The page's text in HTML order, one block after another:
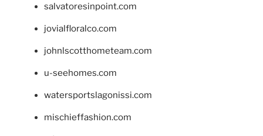
salvatoresinpoint.com
jovialfloralco.com
johnlscotthometeam.com
u-seehomes.com
watersportslagonissi.com
mischieffashion.com